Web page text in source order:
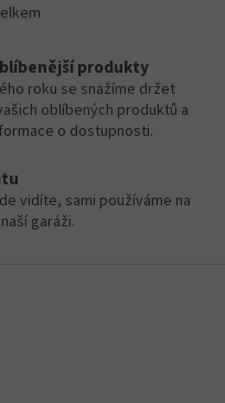
produkty
roku se snažíme držet
oblíbených produktů a
o dostupnosti.
vidíte, sami používáme na
garáži.